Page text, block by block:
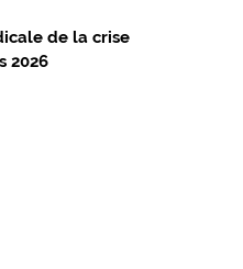
de la crise
2026